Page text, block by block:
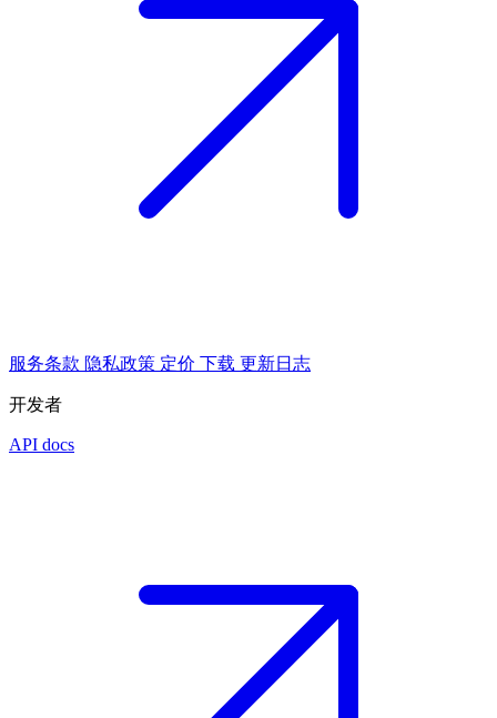
服务条款 隐私政策 定价 下载 更新日志
开发者
API docs